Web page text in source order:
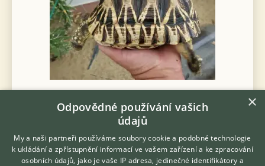
mohu dovezt na zivou exotiku
Znojmo, okr. Znojmo
×
Odpovědné používání vašich
údajů
My a naši partneři používáme soubory cookie a podobné technologie
k ukládání a zpřístupnění informací ve vašem zařízení a ke zpracování
osobních údajů, jako je vaše IP adresa, jedinečné identifikátory a